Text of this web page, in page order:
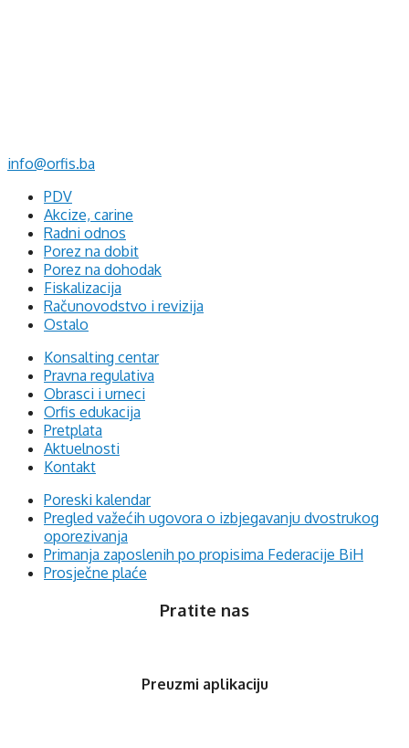
info@orfis.ba
PDV
Akcize, carine
Radni odnos
Porez na dobit
Porez na dohodak
Fiskalizacija
Računovodstvo i revizija
Ostalo
Konsalting centar
Pravna regulativa
Obrasci i urneci
Orfis edukacija
Pretplata
Aktuelnosti
Kontakt
Poreski kalendar
Pregled važećih ugovora o izbjegavanju dvostrukog
oporezivanja
Primanja zaposlenih po propisima Federacije BiH
Prosječne plaće
Pratite nas
Preuzmi aplikaciju